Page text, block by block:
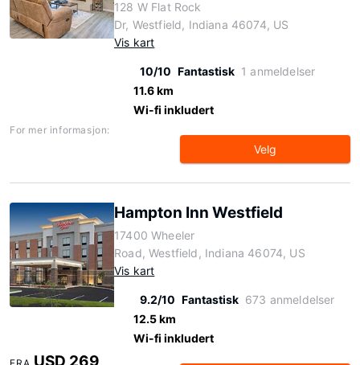
128 W Flat Rock
Dr, Westfield, Indiana 46074, US
Vis kart
10/10 Fantastisk 1 anmeldelser
11.6 km
Wi-fi inkludert
For mer informasjon:
Velg
Hampton Inn Westfield
17400 Wheeler
Road, Westfield, Indiana 46074, US
Vis kart
9.2/10 Fantastisk 673 anmeldelser
12.5 km
Wi-fi inkludert